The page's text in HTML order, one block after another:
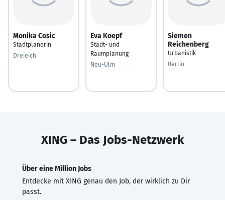
Monika Cosic
Stadtplanerin
Dreieich
Eva Koepf
Stadt- und
Raumplanung
Neu-Ulm
Siemen
Reichenberg
Urbanistik
Berlin
XING – Das Jobs-Netzwerk
Über eine Million Jobs
Entdecke mit XING genau den Job, der wirklich zu Dir
passt.